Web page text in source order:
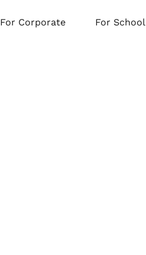
For Corporate For School